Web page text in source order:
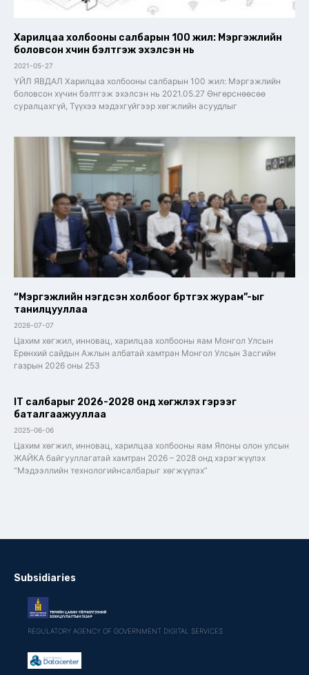
Харилцаа холбооны салбарын 100 жил: Мэргэжлийн
боловсон хүчин бэлтгэж эхэлсэн нь
2021-05-27
ҮЙЛ ЯВДАЛ Харилцаа холбооны салбарын 100 жил: Мэргэжлийн
боловсон хүчин бэлтгэж эхэлсэн нь 2021.05.27 Өнгөрснөөсөө
суралцахгүй, Түүхээ мэдэхгүйгээр хөгжлийн асуудлыг
“Мэргэжлийн нэгдсэн холбоог бүртгэх журам”-ыг
танилцууллаа
2026-07-07
Цахим хөгжил, инновац, харилцаа холбооны яам Монгол Улсын
Ерөнхий сайдын Ажлын албатай хамтран Монгол Улсын Засгийн
газрын 2026 оны 253
IT салбарыг 2026-2028 онд хөгжүүлэх гэрээг
баталгаажууллаа
2025-06-06
Цахим хөгжил, инновац, харилцаа холбооны яам Японы олон улсын
ЖАЙКА байгууллагатай хамтран 2026 – 2028 онд хэрэгжүүлэх
“Мэдээллийн технологийнсалбарыг хөгжүүлэх”
Subsidiaries
REGULATORY AGENCY OF GOVERNMENT DIGITAL SERVICES